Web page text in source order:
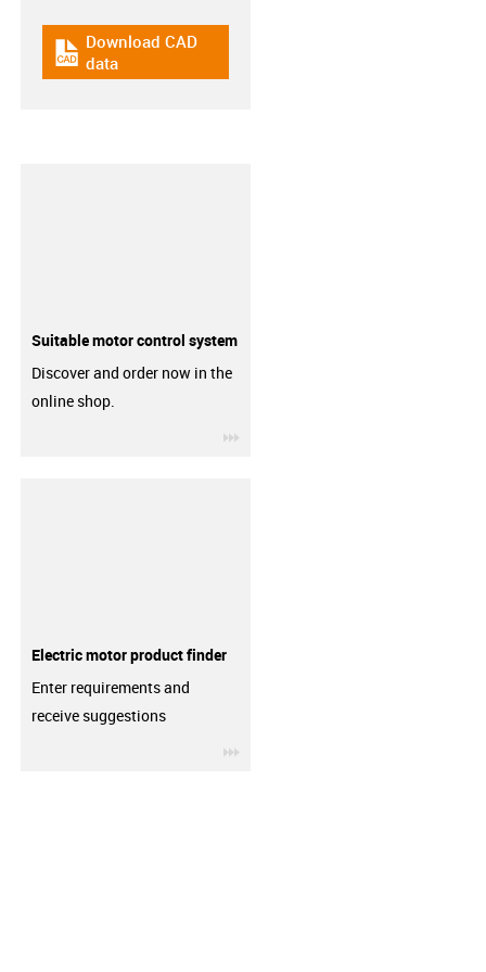
igus-icon-cad-dateien
Download CAD
data
Suitable motor control system
Discover and order now in the
online shop.
Electric motor product finder
Enter requirements and
receive suggestions